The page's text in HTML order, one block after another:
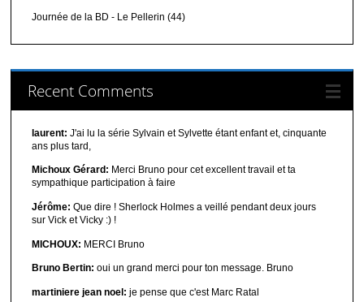
Journée de la BD - Le Pellerin (44)
Recent Comments
laurent: J'ai lu la série Sylvain et Sylvette étant enfant et, cinquante
ans plus tard,
Michoux Gérard: Merci Bruno pour cet excellent travail et ta
sympathique participation à faire
Jérôme: Que dire ! Sherlock Holmes a veillé pendant deux jours
sur Vick et Vicky :) !
MICHOUX: MERCI Bruno
Bruno Bertin: oui un grand merci pour ton message. Bruno
martiniere jean noel: je pense que c'est Marc Ratal